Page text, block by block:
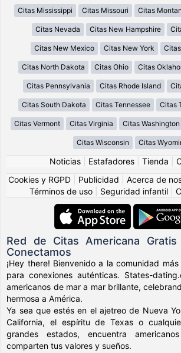
Citas Mississippi Citas Missouri Citas
Citas Nevada Citas New Hampshire
Citas New Mexico Citas New York
Citas North Dakota Citas Ohio Citas
Citas Pennsylvania Citas Rhode Island
Citas South Dakota Citas Tennessee Citas
Citas Vermont Citas Virginia Citas Washington
Citas Wisconsin Citas
Noticias Estafadores Tienda
Cookies y RGPD
Publicidad Acerca de
Términos de uso
Seguridad infantil
Red de Citas Americana
Conectamos
¡Hey there! Bienvenido a la comunidad
para conexiones auténticas. States-
americanos de mar a mar brillante,
hermosa a América.
Ya sea que estés en el ajetreo de Nueva
California, el espíritu de Texas o
grandes estados, encuentra
comparten tus valores y sueños.